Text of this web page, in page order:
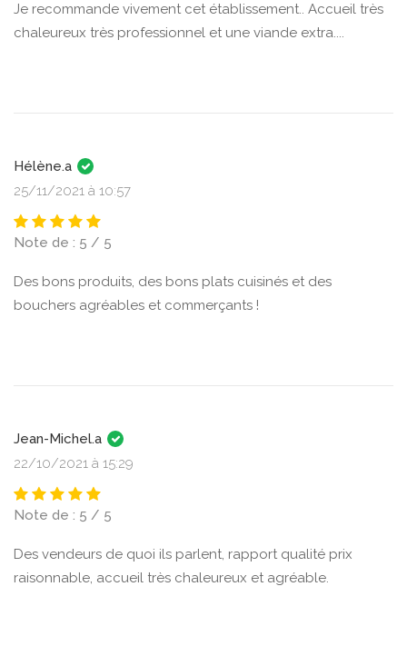
Je recommande vivement cet établissement.. Accueil très
chaleureux très professionnel et une viande extra....
Hélène.a
25/11/2021 à 10:57
Note de : 5 / 5
Des bons produits, des bons plats cuisinés et des
bouchers agréables et commerçants !
Jean-Michel.a
22/10/2021 à 15:29
Note de : 5 / 5
Des vendeurs de quoi ils parlent, rapport qualité prix
raisonnable, accueil très chaleureux et agréable.